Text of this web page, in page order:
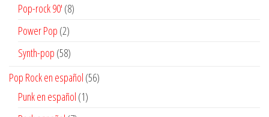
Pop-rock 90' 88
Power Pop 22
productos
Synth-pop 5858
Pop Rock en español 5656
Punk en español 11